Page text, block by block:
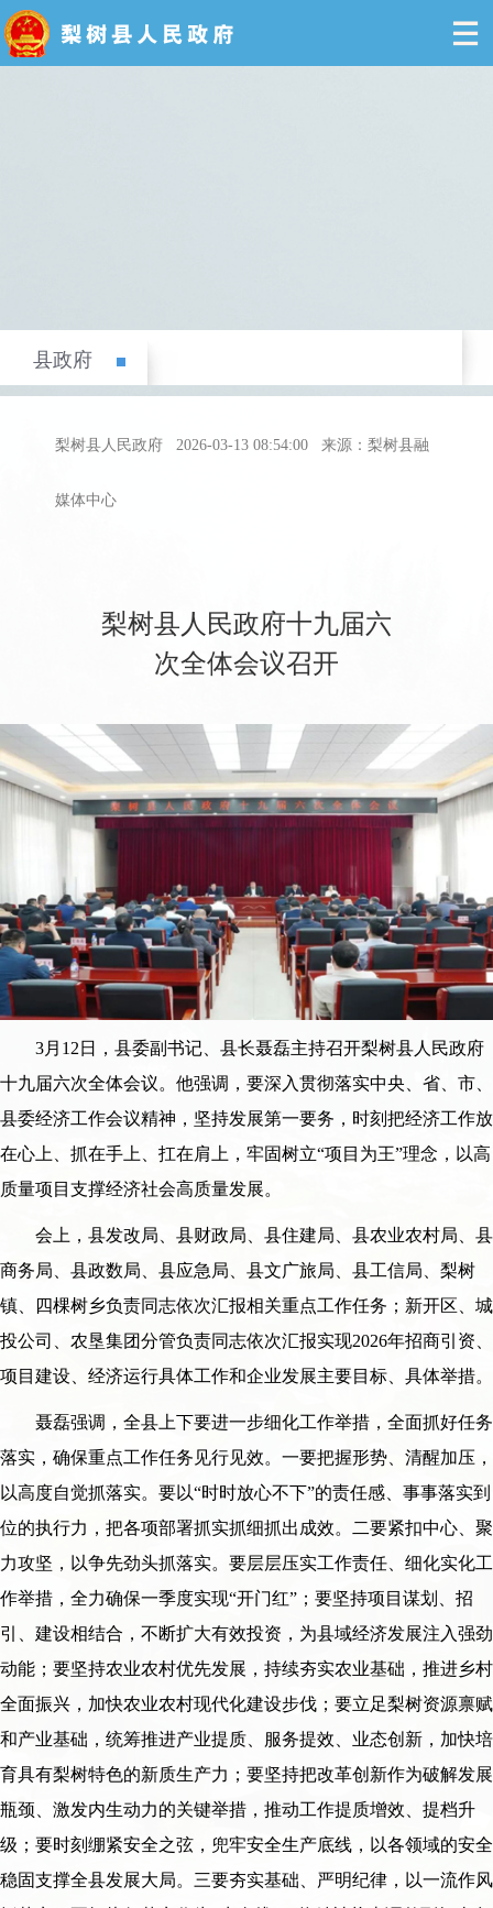
县政府
县政府>重要会议
梨树县人民政府 2026-03-13 08:54:00 来源：梨树县融
媒体中心
梨树县人民政府十九届六
次全体会议召开
3月12日，县委副书记、县长聂磊主持召开梨树县人民政府
十九届六次全体会议。他强调，要深入贯彻落实中央、省、市、
县委经济工作会议精神，坚持发展第一要务，时刻把经济工作放
在心上、抓在手上、扛在肩上，牢固树立“项目为王”理念，以高
质量项目支撑经济社会高质量发展。
会上，县发改局、县财政局、县住建局、县农业农村局、县
商务局、县政数局、县应急局、县文广旅局、县工信局、梨树
镇、四棵树乡负责同志依次汇报相关重点工作任务；新开区、城
投公司、农垦集团分管负责同志依次汇报实现2026年招商引资、
项目建设、经济运行具体工作和企业发展主要目标、具体举措。
聂磊强调，全县上下要进一步细化工作举措，全面抓好任务
落实，确保重点工作任务见行见效。一要把握形势、清醒加压，
以高度自觉抓落实。要以“时时放心不下”的责任感、事事落实到
位的执行力，把各项部署抓实抓细抓出成效。二要紧扣中心、聚
力攻坚，以争先劲头抓落实。要层层压实工作责任、细化实化工
作举措，全力确保一季度实现“开门红”；要坚持项目谋划、招
引、建设相结合，不断扩大有效投资，为县域经济发展注入强劲
动能；要坚持农业农村优先发展，持续夯实农业基础，推进乡村
全面振兴，加快农业农村现代化建设步伐；要立足梨树资源禀赋
和产业基础，统筹推进产业提质、服务提效、业态创新，加快培
育具有梨树特色的新质生产力；要坚持把改革创新作为破解发展
瓶颈、激发内生动力的关键举措，推动工作提质增效、提档升
级；要时刻绷紧安全之弦，兜牢安全生产底线，以各领域的安全
稳固支撑全县发展大局。三要夯实基础、严明纪律，以一流作风